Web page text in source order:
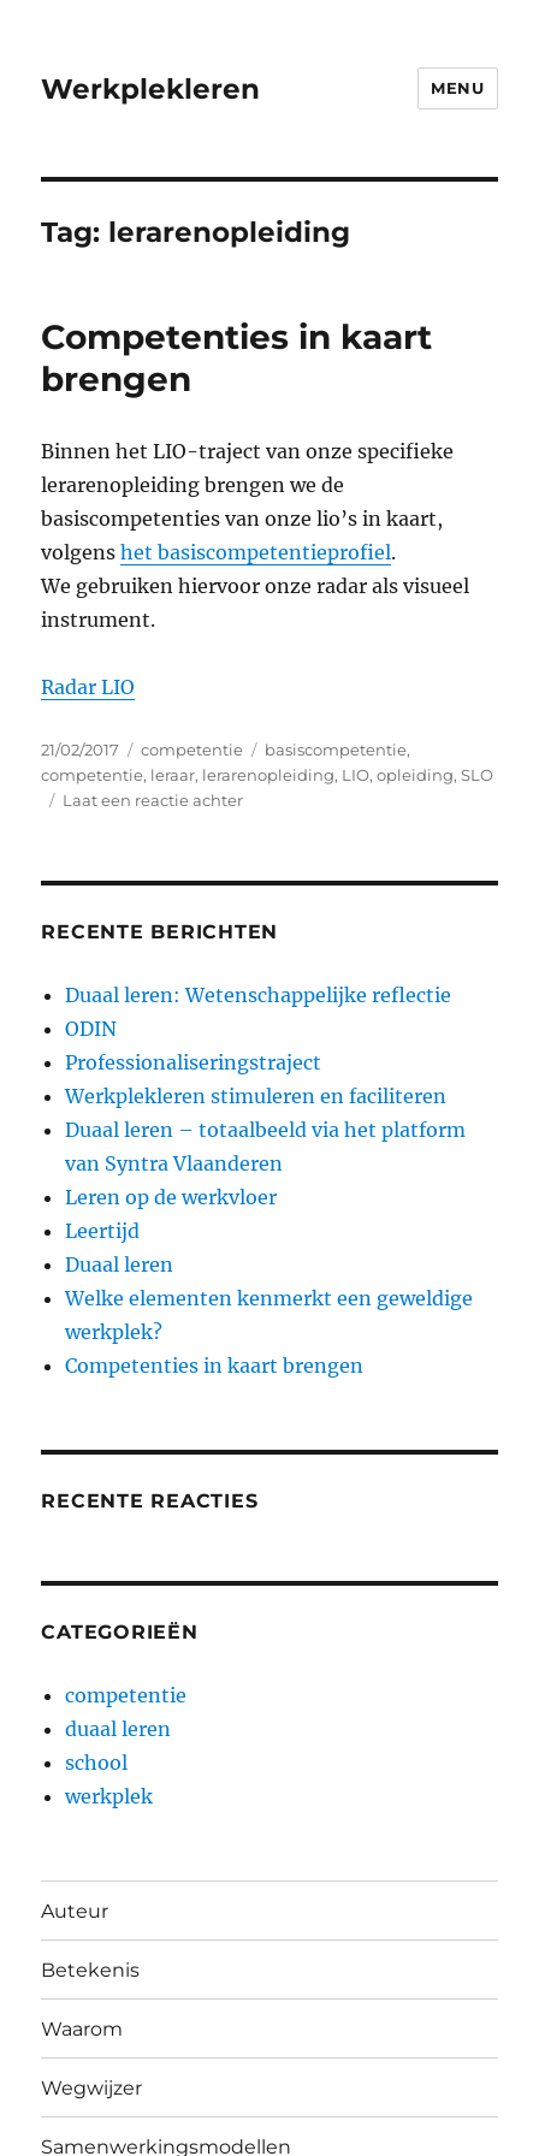
Werkplekleren MENU
Tag: lerarenopleiding
Competenties in kaart
brengen
Binnen het LIO-traject van onze specifieke
lerarenopleiding brengen we de
basiscompetenties van onze lio’s in kaart,
volgenshet basiscompetentieprofiel.
We gebruiken hiervoor onze radar als visueel
instrument.
Radar LIO
Geplaatst
op
21/02/2017 Categorieën
competentie Tags
basiscompetentie,
competentie, leraar, lerarenopleiding, LIO,opleiding,SLO
Laat een reactie achterop
RECENTE BERICHTEN
Duaal leren: Wetenschappelijke reflectie
ODIN
Professionaliseringstraject
Werkplekleren stimuleren en faciliteren
Duaal leren – totaalbeeld via het platform
van Syntra Vlaanderen
Leren op de werkvloer
Leertijd
Duaal leren
Welke elementen kenmerkt een geweldige
werkplek?
Competenties in kaart brengen
RECENTE REACTIES
CATEGORIEËN
competentie
duaal leren
school
werkplek
Auteur
Betekenis
Waarom
Wegwijzer
Samenwerkingsmodellen